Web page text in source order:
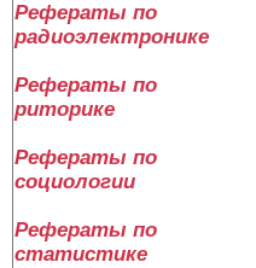
Рефераты по
радиоэлектронике
Рефераты по
риторике
Рефераты по
социологии
Рефераты по
статистике